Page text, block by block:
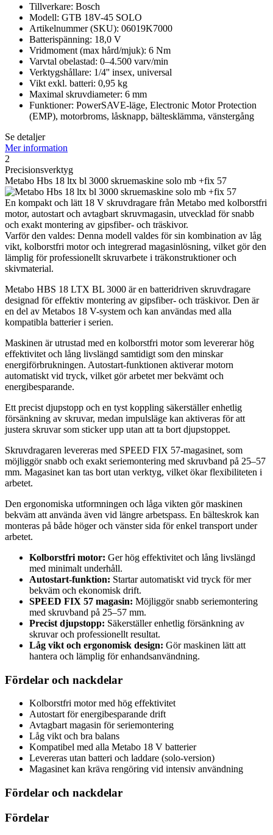
Tillverkare: Bosch
Modell: GTB 18V-45 SOLO
Artikelnummer (SKU): 06019K7000
Batterispänning: 18,0 V
Vridmoment (max hård/mjuk): 6 Nm
Varvtal obelastad: 0–4.500 varv/min
Verktygshållare: 1/4'' insex, universal
Vikt exkl. batteri: 0,95 kg
Maximal skruvdiameter: 6 mm
Funktioner: PowerSAVE-läge, Electronic Motor Protection
(EMP), motorbroms, låsknapp, bältesklämma, vänstergång
Se detaljer
Mer information
2
Precisionsverktyg
Metabo Hbs 18 ltx bl 3000 skruemaskine solo mb +fix 57
En kompakt och lätt 18 V skruvdragare från Metabo med kolborstfri
motor, autostart och avtagbart skruvmagasin, utvecklad för snabb
och exakt montering av gipsfiber- och träskivor.
Varför den valdes: Denna modell valdes för sin kombination av låg
vikt, kolborstfri motor och integrerad magasinlösning, vilket gör den
lämplig för professionellt skruvarbete i träkonstruktioner och
skivmaterial.
Metabo HBS 18 LTX BL 3000 är en batteridriven skruvdragare
designad för effektiv montering av gipsfiber- och träskivor. Den är
en del av Metabos 18 V-system och kan användas med alla
kompatibla batterier i serien.
Maskinen är utrustad med en kolborstfri motor som levererar hög
effektivitet och lång livslängd samtidigt som den minskar
energiförbrukningen. Autostart-funktionen aktiverar motorn
automatiskt vid tryck, vilket gör arbetet mer bekvämt och
energibesparande.
Ett precist djupstopp och en tyst koppling säkerställer enhetlig
försänkning av skruvar, medan impulsläge kan aktiveras för att
justera skruvar som sticker upp utan att ta bort djupstoppet.
Skruvdragaren levereras med SPEED FIX 57-magasinet, som
möjliggör snabb och exakt seriemontering med skruvband på 25–57
mm. Magasinet kan tas bort utan verktyg, vilket ökar flexibiliteten i
arbetet.
Den ergonomiska utformningen och låga vikten gör maskinen
bekväm att använda även vid längre arbetspass. En bälteskrok kan
monteras på både höger och vänster sida för enkel transport under
arbetet.
Kolborstfri motor: Ger hög effektivitet och lång livslängd
med minimalt underhåll.
Autostart-funktion: Startar automatiskt vid tryck för mer
bekväm och ekonomisk drift.
SPEED FIX 57 magasin: Möjliggör snabb seriemontering
med skruvband på 25–57 mm.
Precist djupstopp: Säkerställer enhetlig försänkning av
skruvar och professionellt resultat.
Låg vikt och ergonomisk design: Gör maskinen lätt att
hantera och lämplig för enhandsanvändning.
Fördelar och nackdelar
Kolborstfri motor med hög effektivitet
Autostart för energibesparande drift
Avtagbart magasin för seriemontering
Låg vikt och bra balans
Kompatibel med alla Metabo 18 V batterier
Levereras utan batteri och laddare (solo-version)
Magasinet kan kräva rengöring vid intensiv användning
Fördelar och nackdelar
Fördelar